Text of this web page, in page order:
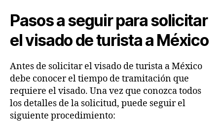
Pasos a seguir para solicitar
el visado de turista a México
Antes de solicitar el visado de turista a México
debe conocer el tiempo de tramitación que
requiere el visado. Una vez que conozca todos
los detalles de la solicitud, puede seguir el
siguiente procedimiento: